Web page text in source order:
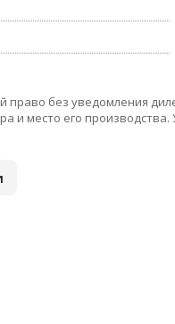
право без уведомления
и место его